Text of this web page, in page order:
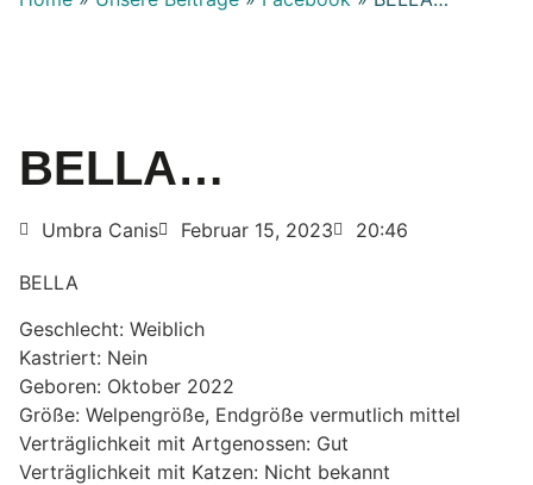
BELLA…
Umbra Canis Februar 15, 2023 20:46
BELLA
Geschlecht: Weiblich
Kastriert: Nein
Geboren: Oktober 2022
Größe: Welpengröße, Endgröße vermutlich mittel
Verträglichkeit mit Artgenossen: Gut
Verträglichkeit mit Katzen: Nicht bekannt